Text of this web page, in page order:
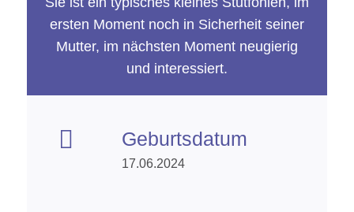
ersten Moment noch in Sicherheit seiner
Mutter, im nächsten Moment neugierig
und interessiert.
 Geburtsdatum
17.06.2024